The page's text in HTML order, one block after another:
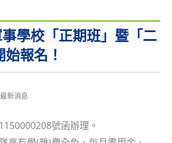
學校「正期班」暨「二
報名！
最新消息
號函辦理。